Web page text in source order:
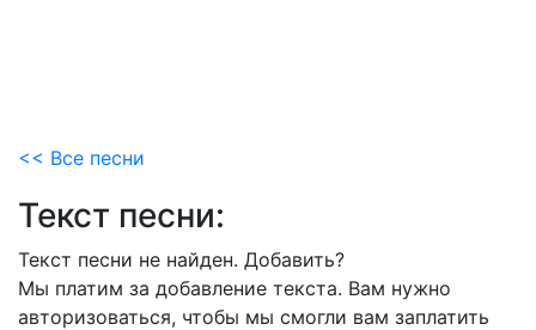
<< Все песни
Текст песни:
Текст песни не найден. Добавить?
Мы платим за добавление текста. Вам нужно
авторизоваться, чтобы мы смогли вам заплатить